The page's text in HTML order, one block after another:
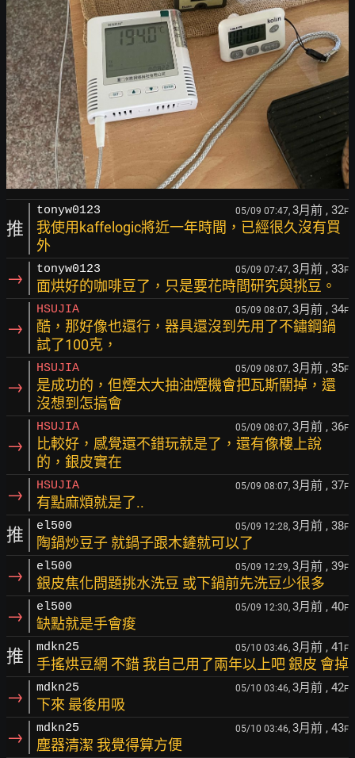
推
tonyw0123 05/09 07:47, 3月前 , 32F
我使用kaffelogic將近一年時間，已經很久沒有買
外
→ tonyw0123 05/09 07:47, 3月前 , 33F
面烘好的咖啡豆了，只是要花時間研究與挑豆。
→
HSUJIA 05/09 08:07, 3月前 , 34F
酷，那好像也還行，器具還沒到先用了不鏽鋼鍋
試了100克，
→
HSUJIA 05/09 08:07, 3月前 , 35F
是成功的，但煙太大抽油煙機會把瓦斯關掉，還
沒想到怎搞會
→
HSUJIA 05/09 08:07, 3月前 , 36F
比較好，感覺還不錯玩就是了，還有像樓上說
的，銀皮實在
→ HSUJIA 05/09 08:07, 3月前 , 37F
有點麻煩就是了..
推 el500 05/09 12:28, 3月前 , 38F
陶鍋炒豆子 就鍋子跟木鏟就可以了
→ el500 05/09 12:29, 3月前 , 39F
銀皮焦化問題挑水洗豆 或下鍋前先洗豆少很多
→ el500 05/09 12:30, 3月前 , 40F
缺點就是手會痠
推 mdkn25 05/10 03:46, 3月前 , 41 F
手搖烘豆網 不錯 我自己用了兩年以上吧 銀皮 會掉
→ mdkn25 05/10 03:46, 3月前 , 42F
下來 最後用吸
→ mdkn25 05/10 03:46, 3月前 , 43F
塵器清潔 我覺得算方便